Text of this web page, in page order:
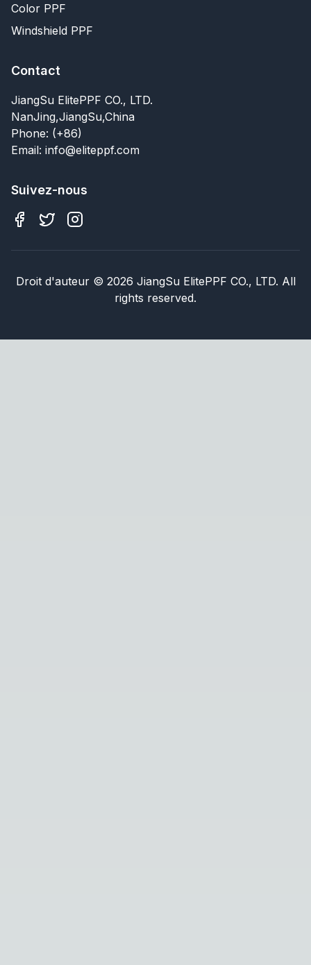
Color PPF
Windshield PPF
Contact
JiangSu ElitePPF CO., LTD.
NanJing,JiangSu,China
Phone: (+86)
Email: info@eliteppf.com
Suivez-nous
Droit d'auteur© 2026 JiangSu ElitePPF CO., LTD. All
rights reserved.